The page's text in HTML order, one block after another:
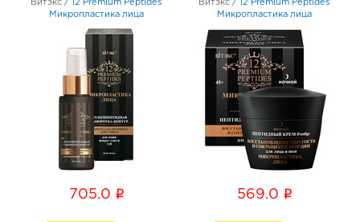
ДЕЙСТВИЕМ 30мл
Витэкс / 12 Premium Peptides
Микропластика лица
705.0 i
Витэкс / 12 Premium Peptides
Микропластика лица
569.0 i